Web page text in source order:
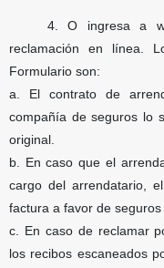
4.O ingresa a
reclamación en línea.
Formulario son:
a. El contrato de
compañía de seguros lo
original.
b. En caso que el
cargo del arrendatario,
factura a favor de seguros
c. En caso de reclamar
los recibos escaneados